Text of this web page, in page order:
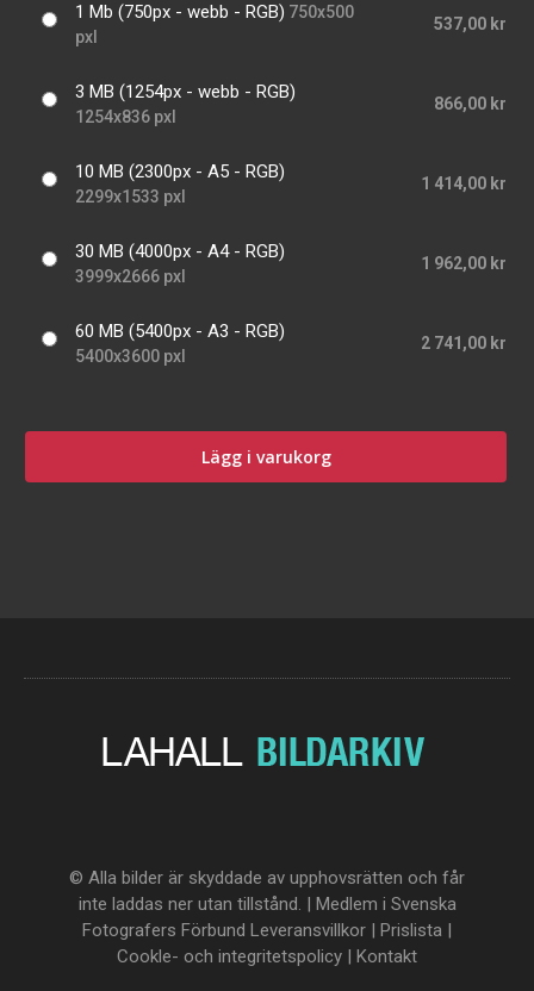
1 Mb (750px - webb - RGB) 750x500
pxl
537,00 kr
3 MB (1254px - webb - RGB)
1254x836 pxl
866,00 kr
10 MB (2300px - A5 - RGB)
2299x1533 pxl
1 414,00 kr
30 MB (4000px - A4 - RGB)
3999x2666 pxl
1 962,00 kr
60 MB (5400px - A3 - RGB)
5400x3600 pxl
2 741,00 kr
Lägg i varukorg
© Alla bilder är skyddade av upphovsrätten och får
inte laddas ner utan tillstånd. | Medlem i Svenska
Fotografers Förbund Leveransvillkor | Prislista |
Cookle- och integritetspolicy | Kontakt